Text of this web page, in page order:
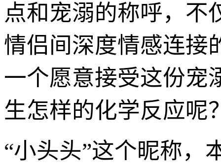
点和宠溺的称呼，不
情侣间深度情感连接
一个愿意接受这份宠
生怎样的化学反应呢
“小头头”这个昵称，